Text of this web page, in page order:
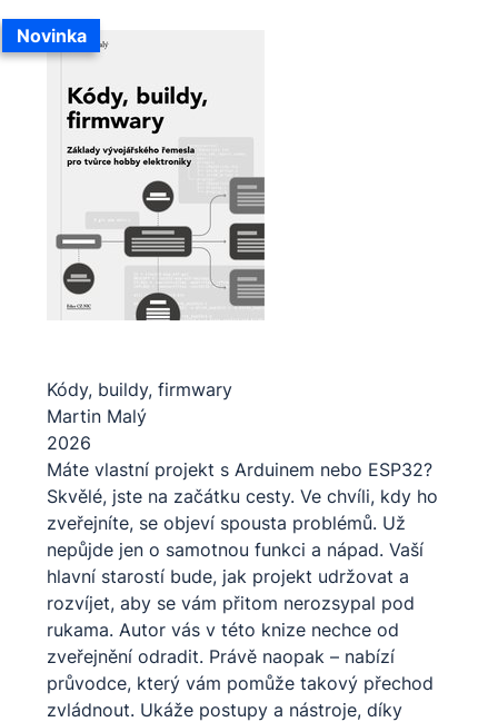
Novinka
Kódy, buildy, firmwary
Martin Malý
2026
Máte vlastní projekt s Arduinem nebo ESP32?
Skvělé, jste na začátku cesty. Ve chvíli, kdy ho
zveřejníte, se objeví spousta problémů. Už
nepůjde jen o samotnou funkci a nápad. Vaší
hlavní starostí bude, jak projekt udržovat a
rozvíjet, aby se vám přitom nerozsypal pod
rukama. Autor vás v této knize nechce od
zveřejnění odradit. Právě naopak – nabízí
průvodce, který vám pomůže takový přechod
zvládnout. Ukáže postupy a nástroje, díky